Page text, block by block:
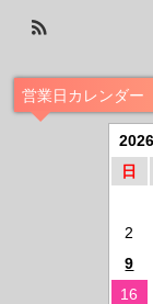
営業日カレンダー
日
2
9
16